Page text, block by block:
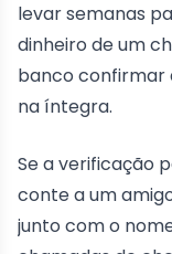
levar semanas
dinheiro de um
banco confirmar
na íntegra.
Se a verificação
conte a um
junto com o